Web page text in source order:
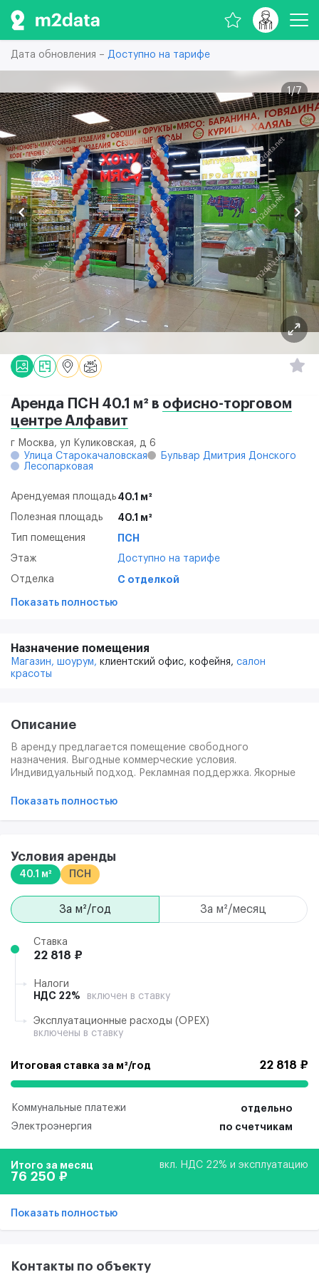
Дата обновления – Доступно на тарифе
1/7
Аренда ПСН 40.1 м² в офисно-торговом
центре Алфавит
г Москва, ул Куликовская, д 6
Улица Старокачаловская
Бульвар Дмитрия Донского
Лесопарковая
Арендуемая площадь 40.1 м²
Полезная площадь 40.1 м²
Тип помещения ПСН
Этаж Доступно на тарифе
Отделка С отделкой
Показать полностью
Назначение помещения
Магазин, шоурум, клиентский офис, кофейня, салон
красоты
Описание
В аренду предлагается помещение свободного
назначения. Выгодные коммерческие условия.
Индивидуальный подход. Рекламная поддержка. Якорные
обеспечивает высокую проходимость и трафик
Показать полностью
Условия аренды
40.1 м² ПСН
за м²/год за м²/месяц
Ставка
22 818 ₽
Налоги
НДС 22%
включен в ставку
Эксплуатационные расходы (ОРЕХ)
включены в ставку
Итоговая ставка за м²/год 22 818 ₽
Коммунальные платежи
отдельно
Электроэнергия
по счетчикам
Итого за месяц вкл. НДС 22% и эксплуатацию
76 250 ₽
Показать полностью
Контакты по объекту